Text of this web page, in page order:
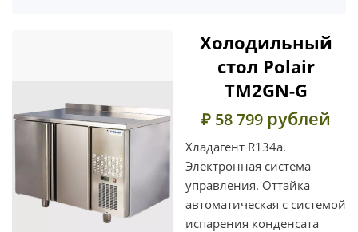
Холодильный
стол Polair
TM2GN-G
₽ 58 799 рублей
Хладагент R134a.
Электронная система
управления. Оттайка
автоматическая с системой
испарения конденсата